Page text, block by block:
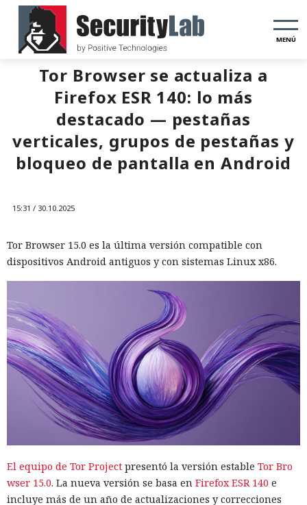
MENÚ
Tor Browser se actualiza a
Firefox ESR 140: lo más
destacado — pestañas
verticales, grupos de pestañas y
bloqueo de pantalla en Android
15:31 / 30.10.2025
Tor Browser 15.0 es la última versión compatible con
dispositivos Android antiguos y con sistemas Linux x86.
El equipo de Tor Project presentó la versión estable Tor Bro
wser 15.0. La nueva versión se basa en Firefox ESR 140 e
incluye más de un año de actualizaciones y correcciones